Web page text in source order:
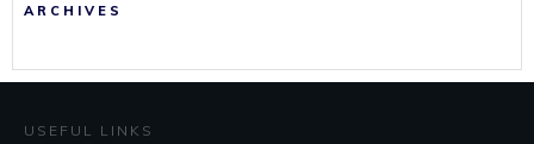
ARCHIVES
USEFUL LINKS